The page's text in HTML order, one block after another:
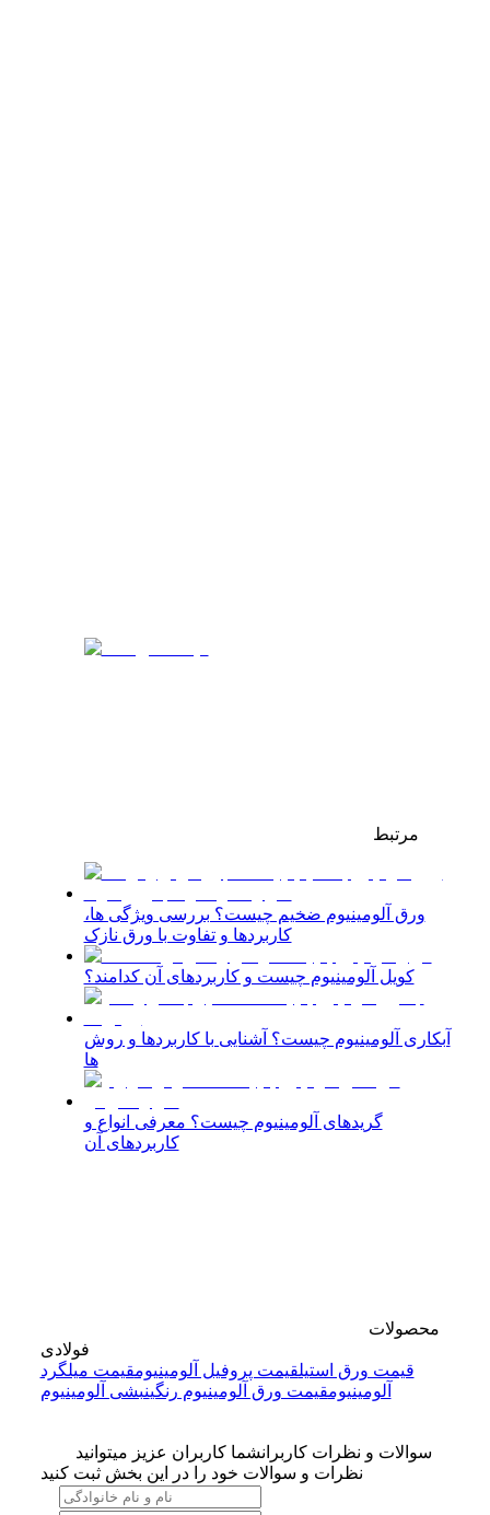
مرتبط
ورق آلومینیوم ضخیم چیست؟ بررسی ویژگی ها،
کاربردها و تفاوت با ورق نازک
کویل آلومینیوم چیست و کاربردهای آن کدامند؟
آبکاری آلومینیوم چیست؟ آشنایی با کاربردها و روش
ها
گریدهای آلومینیوم چیست؟ معرفی انواع و
کاربردهای آن
محصولات
فولادی
قیمت ورق استیلقیمت پروفیل آلومینیومقیمت میلگرد
آلومینیومقیمت ورق آلومینیوم رنگینبشی آلومینیوم
سوالات و نظرات کاربرانشما کاربران عزیز میتوانید
نظرات و سوالات خود را در این بخش ثبت کنید